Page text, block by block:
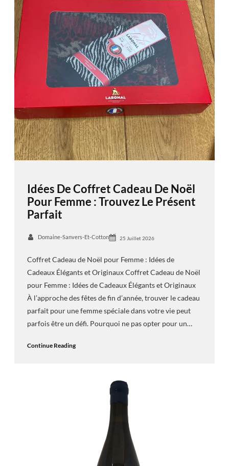
Idées De Coffret Cadeau De Noël
Pour Femme : Trouvez Le Présent
Parfait
Domaine-Sanvers-Et-Cotton 25 Juillet 2026
Coffret Cadeau de Noël pour Femme : Idées de
Cadeaux Élégants et Originaux Coffret Cadeau de Noël
pour Femme : Idées de Cadeaux Élégants et Originaux
À l’approche des fêtes de fin d’année, trouver le cadeau
parfait pour une femme spéciale dans votre vie peut
parfois être un défi. Pourquoi ne pas opter pour un…
Continue Reading